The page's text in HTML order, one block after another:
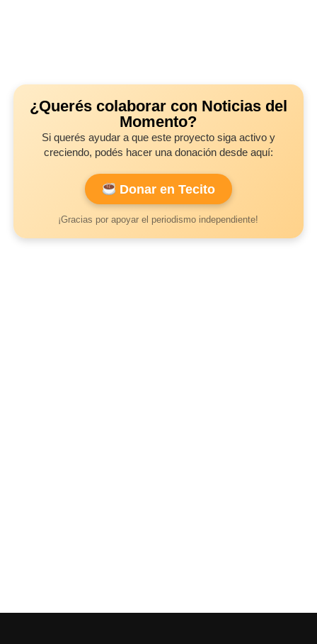
¿Querés colaborar con Noticias del
Momento?
Si querés ayudar a que este proyecto siga activo y
creciendo, podés hacer una donación desde aquí:
Donar en Tecito
¡Gracias por apoyar el periodismo independiente!